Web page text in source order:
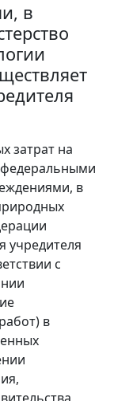
в
затрат на
федеральными
в
учредителя
с
в